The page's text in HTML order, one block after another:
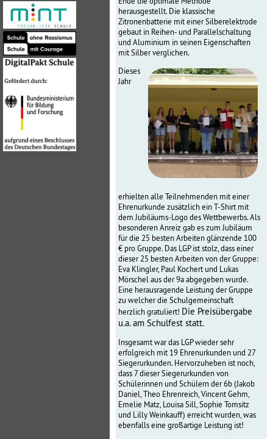
herausgestellt. Die klassische
Zitronenbatterie mit einer Silberelektrode
gebaut in Reihen- und Parallelschaltung
und Aluminium in seinen Eigenschaften
mit Silber verglichen.
Dieses
Jahr
erhielten alle Teilnehmenden mit einer
Ehrenurkunde zusätzlich ein T-Shirt mit
dem Jubiläums-Logo des Wettbewerbs. Als
besonderen Anreiz gab es zum Jubiläum
für die 25 besten Arbeiten glänzende 100
€ pro Gruppe. Das LGP ist stolz, dass einer
dieser 25 besten Arbeiten von der Gruppe:
Eva Klingler, Paul Kochert und Lukas
Mörschel aus der 9a abgegeben wurde.
Eine herausragende Leistung der Gruppe
zu welcher die Schulgemeinschaft
herzlich gratuliert! Die Preisübergabe
u.a. am Schulfest statt.
Insgesamt war das LGP wieder sehr
erfolgreich mit 19 Ehrenurkunden und 27
Siegerurkunden. Hervorzuheben ist noch,
dass 7 dieser Siegerurkunden von
Schülerinnen und Schülern der 6b (Jakob
Daniel, Theo Ehrenreich, Vincent Gehm,
Emelie Matz, Louisa Sill, Sophie Tomsitz
und Lilly Weinkauff) erreicht wurden, was
ebenfalls eine großartige Leistung ist!